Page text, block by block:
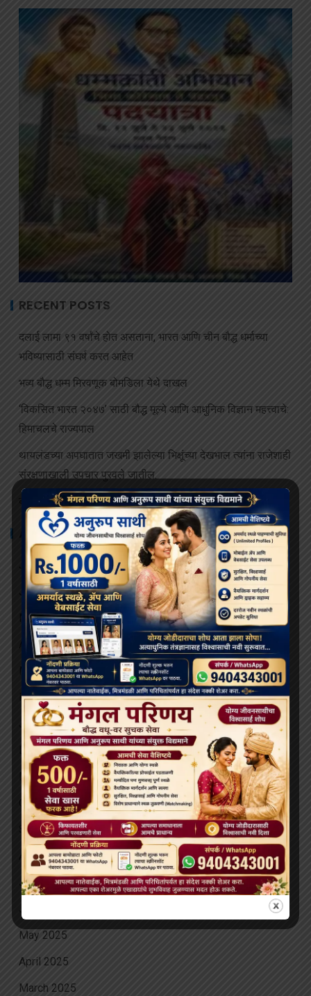
RECENT POSTS
दलाई लामा ९१ वर्षांचे होत असताना, भारत आणि चीन बौद्ध धर्माच्या
भविष्यासाठी संघर्ष करत आहेत
भव्य बौद्ध धम्म मिरवणूक बोमडिला येथे दाखल
‘विकसित भारत २०४७’ साठी बौद्ध मूल्ये आणि आधुनिक विज्ञान महत्त्वाचे:
हिमाचलचे राज्यपाल
थायलंडच्या अपघातात जखमी झालेल्या भिक्षूंच्या देखभाल त्यांना राजेशाही
संरक्षणाखाली उपचार पुरवले जातील.
बोधिमग्गो महाविहार प्रवेश व्दार चे भूमि पूजन संपन्न
ARCHIVES
July 2026
June 2026
May 2026
April 2026
March 2026
February 2026
January 2026
December 2025
November 2025
October 2025
September 2025
August 2025
July 2025
May 2025
April 2025
March 2025